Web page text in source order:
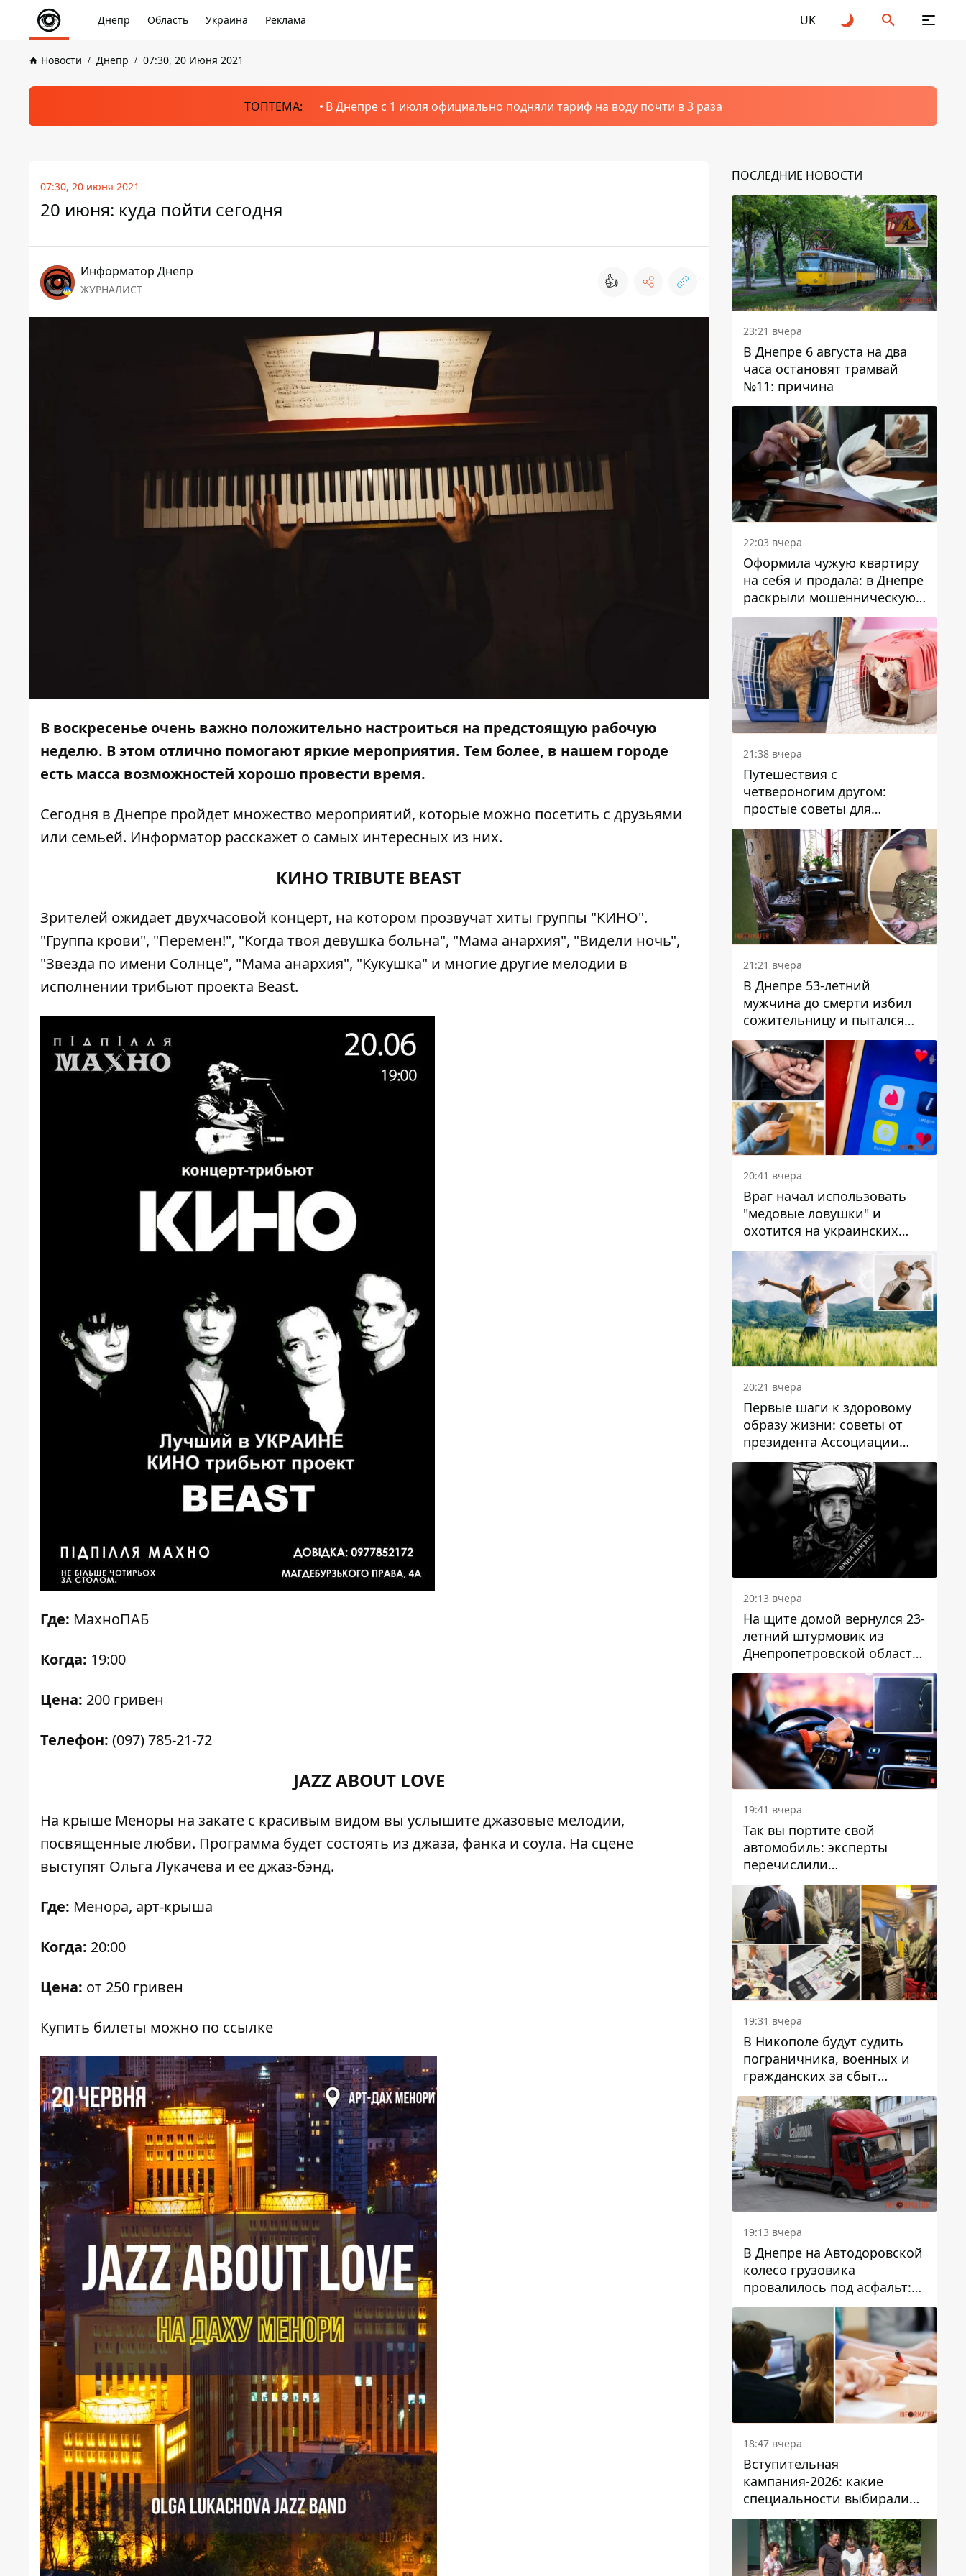
Днепр Область Украина Реклама UK
Новости Днепр 07:30, 20 Июня 2021
ТОПТЕМА: В Днепре с 1 июля официально подняли тариф на воду почти в 3 раза
07:30, 20 июня 2021
20 июня: куда пойти сегодня
Информатор Днепр
ЖУРНАЛИСТ 👍
В воскресенье очень важно положительно настроиться на предстоящую рабочую
неделю. В этом отлично помогают яркие мероприятия. Тем более, в нашем городе
есть масса возможностей хорошо провести время.
Сегодня в Днепре пройдет множество мероприятий, которые можно посетить с друзьями
или семьей. Информатор расскажет о самых интересных из них.
КИНО TRIBUTE BEAST
Зрителей ожидает двухчасовой концерт, на котором прозвучат хиты группы "КИНО".
"Группа крови", "Перемен!", "Когда твоя девушка больна", "Мама анархия", "Видели ночь",
"Звезда по имени Солнце", "Мама анархия", "Кукушка" и многие другие мелодии в
исполнении трибьют проекта Beast.
Где: МахноПАБ
Когда: 19:00
Цена: 200 гривен
Телефон: (097) 785-21-72
JAZZ ABOUT LOVE
На крыше Меноры на закате с красивым видом вы услышите джазовые мелодии,
посвященные любви. Программа будет состоять из джаза, фанка и соула. На сцене
выступят Ольга Лукачева и ее джаз-бэнд.
Где: Менора, арт-крыша
Когда: 20:00
Цена: от 250 гривен
Купить билеты можно по ссылке
ПОСЛЕДНИЕ НОВОСТИ
23:21 вчера
В Днепре 6 августа на два
часа остановят трамвай
№11: причина
22:03 вчера
Оформила чужую квартиру
на себя и продала: в Днепре
раскрыли мошенническую
схему с недвижимостью
21:38 вчера
Путешествия с
четвероногим другом:
простые советы для
поездок с животными
21:21 вчера
В Днепре 53-летний
мужчина до смерти избил
сожительницу и пытался
скрыть преступление:
детали
20:41 вчера
Враг начал использовать
"медовые ловушки" и
охотится на украинских
военнослужащих
20:21 вчера
Первые шаги к здоровому
образу жизни: советы от
президента Ассоциации
диетологов Украины
20:13 вчера
На щите домой вернулся 23-
летний штурмовик из
Днепропетровской области
Богдан Бескровный
19:41 вчера
Так вы портите свой
автомобиль: эксперты
перечислили
распространенные
привычки водителей,
которые на самом деле
вредят машине
19:31 вчера
В Никополе будут судить
пограничника, военных и
гражданских за сбыт
психотропов
19:13 вчера
В Днепре на Автодоровской
колесо грузовика
провалилось под асфальт:
движение заблокировано
18:47 вчера
Вступительная
кампания-2026: какие
специальности выбирали
абитуриенты в Украине